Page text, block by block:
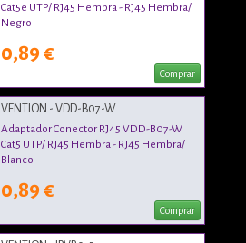
Cat5e UTP/ RJ45 Hembra - RJ45 Hembra/
Negro
0,89 €
Comprar
VENTION - VDD-B07-W
Adaptador Conector RJ45 VDD-B07-W
Cat5 UTP/ RJ45 Hembra - RJ45 Hembra/
Blanco
0,89 €
Comprar